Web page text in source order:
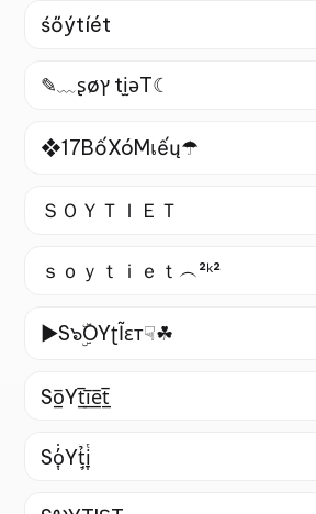
śőýtíét
✎﹏ʂøץ ti̫ǝT☾
❖17BốXóMเếų☂
ＳＯＹＴＩＥＴ
ｓｏｙｔｉｅｔ︵²ᵏ²
►S๖ۣۜOYʈĨɛт☟☘
So̲̅Yt̲̅i̲̅e̲̅t̲̅
So͎̜̓̇ͫ̉͊ͨ͊Yt̘̟̼̉̈́͐͋͌̊i̞̟̫ͭ̒ͭͣ